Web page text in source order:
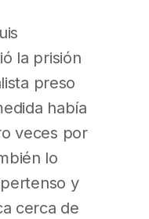
la prisión
preso
había
veces por
lo
y
cerca de